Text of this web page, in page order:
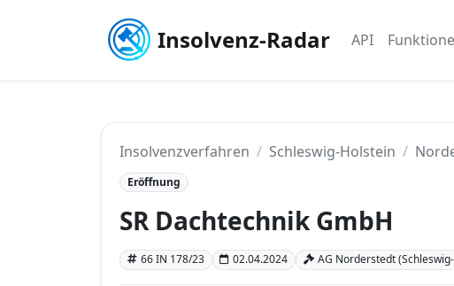
Insolvenz-Radar API
Insolvenzverfahren Schleswig-Holstein
Eröffnung
SR Dachtechnik GmbH
66 IN 178/23 02.04.2024 AG Norderstedt